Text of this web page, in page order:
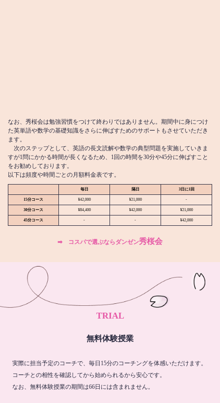
なお、秀桜会は勉強習慣をつけて終わりではありません。期間中に身につけ
た英単語や数学の基礎知識をさらに伸ばすためのサポートもさせていただき
ます。
次のステップとして、英語の長文読解や数学の典型問題を実施していきま
すが1問にかかる時間が長くなるため、1回の時間を30分や45分に伸ばすこと
をお勧めしております。
以下は頻度や時間ごとの月額料金表です。
毎日 隔日 3日に1回
15分コース ¥42,000 ¥21,000 -
30分コース ¥84,400 ¥42,000 ¥21,000
45分コース - - ¥42,000
➡︎ コスパで選ぶならダンゼン秀桜会
TRIAL
無料体験授業
実際に担当予定のコーチで、毎日15分のコーチングを体感いただけます。
コーチとの相性を確認してから始められるから安心です。
なお、無料体験授業の期間は66日には含まれません。